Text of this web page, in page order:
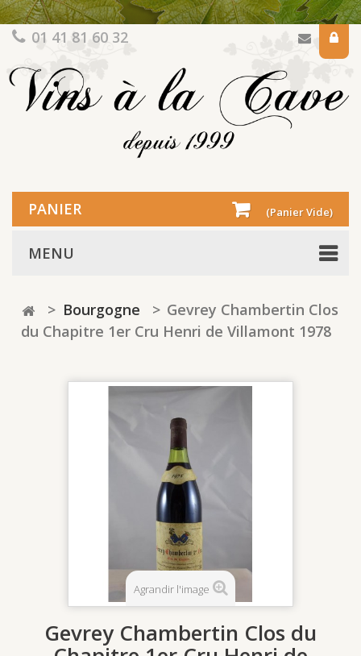
01 41 81 60 32
PANIER (Panier Vide)
MENU
> Bourgogne > Gevrey Chambertin Clos
du Chapitre 1er Cru Henri de Villamont 1978
Agrandir l'image
Gevrey Chambertin Clos du